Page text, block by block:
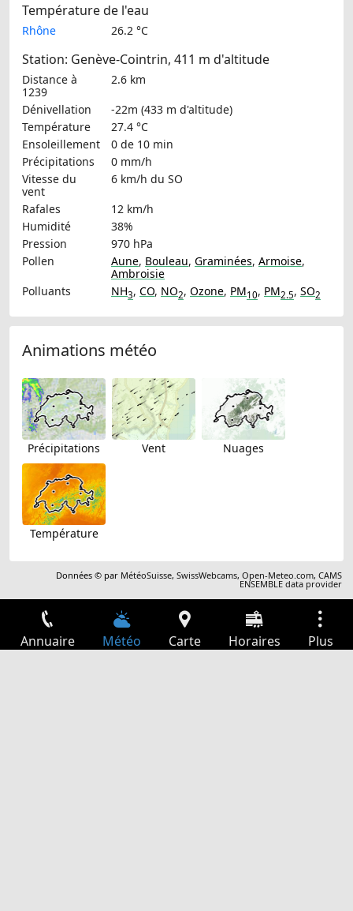
Température de l'eau
Rhône 26.2 °C
Station: Genève-Cointrin, 411 m d'altitude
Distance à
1239
2.6 km
Dénivellation
-22m (433 m d'altitude)
Température
27.4 °C
Ensoleillement
0 de 10 min
Précipitations
0 mm/h
Vitesse du
vent
6 km/h du SO
Rafales
12 km/h
Humidité
38%
Pression
970 hPa
Pollen
Aune, Bouleau, Graminées, Armoise,
Ambroisie
Polluants
NH3, CO, NO2, Ozone, PM10, PM2.5, SO2
Animations météo
Précipitations Vent Nuages
Température
Données © par MétéoSuisse,SwissWebcams,Open-Meteo.com,CAMS
ENSEMBLE data provider
Annuaire Météo Carte Horaires Plus